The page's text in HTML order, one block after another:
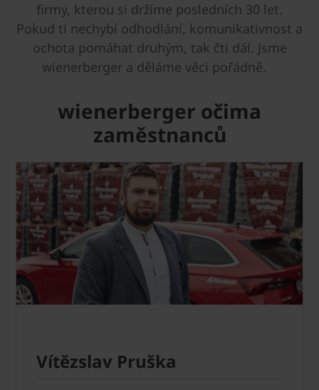
firmy, kterou si držíme posledních 30 let.
Pokud ti nechybí odhodlání, komunikativnost a
ochota pomáhat druhým, tak čti dál. Jsme
wienerberger a děláme věci pořádně.
wienerberger očima
zaměstnanců
Vítězslav Pruška